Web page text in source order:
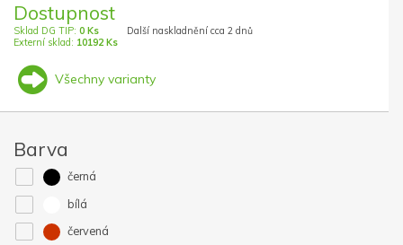
Dostupnost
Sklad DG TIP: 0 Ks
Externí sklad: 10192 Ks
Další naskladnění cca 2 dnů
Všechny varianty
Barva
černá
bílá
červená